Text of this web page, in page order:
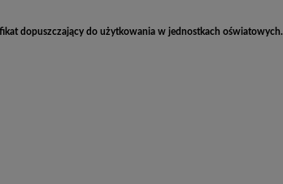
dopuszczający do użytkowania w jednostkach oświatowych.